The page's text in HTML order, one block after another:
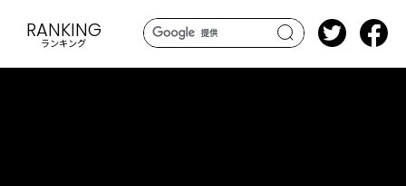
search
RANKING
ランキング